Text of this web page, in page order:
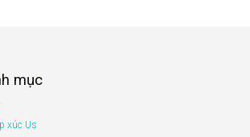
mục
xúc Us